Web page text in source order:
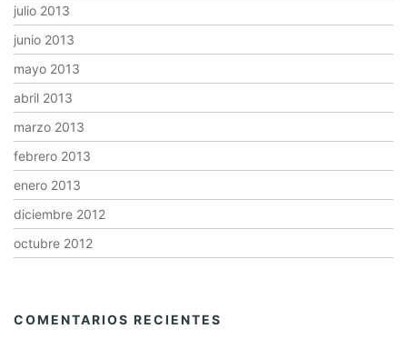
julio 2013
junio 2013
mayo 2013
abril 2013
marzo 2013
febrero 2013
enero 2013
diciembre 2012
octubre 2012
COMENTARIOS RECIENTES